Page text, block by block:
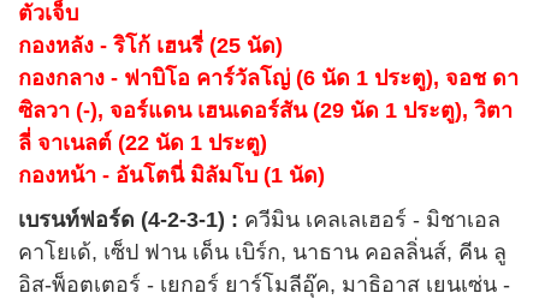
ตัวเจ็บ
กองหลัง - ริโก้ เฮนรี่ (25 นัด)
กองกลาง - ฟาบิโอ คาร์วัลโญ่ (6 นัด 1 ประตู), จอช ดา
ซิลวา (-), จอร์แดน เฮนเดอร์สัน (29 นัด 1 ประตู), วิตา
ลี่ จาเนลต์ (22 นัด 1 ประตู)
กองหน้า - อันโตนี่ มิลัมโบ (1 นัด)
เบรนท์ฟอร์ด (4-2-3-1) : ควีมิน เคลเลเฮอร์ - มิชาเอล
คาโยเด้, เซ็ป ฟาน เด็น เบิร์ก, นาธาน คอลลิ่นส์, คีน ลู
อิส-พ็อตเตอร์ - เยกอร์ ยาร์โมลีอุ๊ค, มาธิอาส เยนเซ่น -